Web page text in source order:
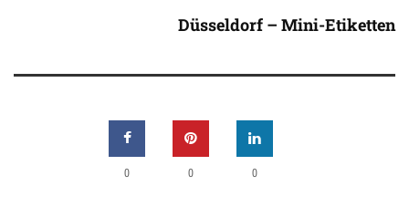
Düsseldorf – Mini-Etiketten
0 0 0